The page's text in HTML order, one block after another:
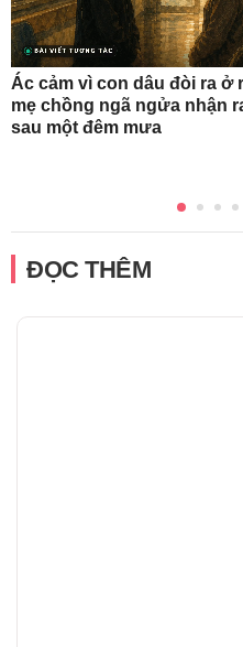
Ác cảm vì con dâu đòi ra ở
mẹ chồng ngã ngửa nhận
sau một đêm mưa
ĐỌC THÊM